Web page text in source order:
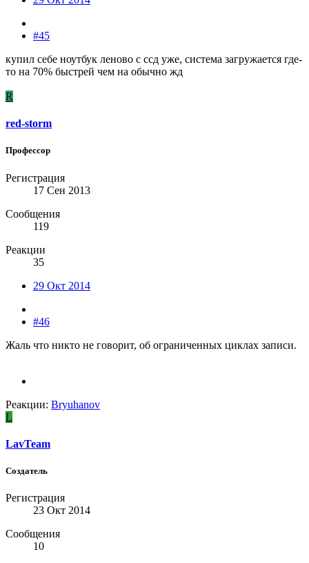
#45
купил себе ноутбук леново с ссд уже, система загружается где-
то на 70% быстрей чем на обычно жд
R
red-storm
Профессор
Регистрация
17 Сен 2013
Сообщения
119
Реакции
35
29 Окт 2014
#46
Жаль что никто не говорит, об ограниченных циклах записи.
Реакции: Bryuhanov
L
LavTeam
Создатель
Регистрация
23 Окт 2014
Сообщения
10